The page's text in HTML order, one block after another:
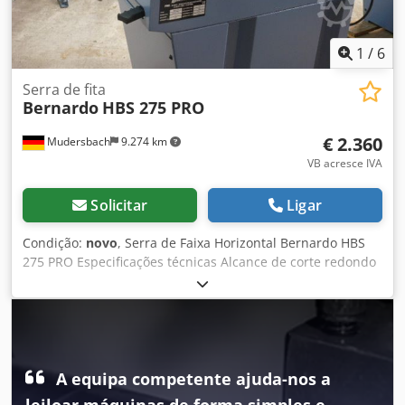
bloqueio rápido • Sistema de refrigeração • Cilindro
hidráulico de redução • Interruptor de proteção do motor •
Desligar automático
1 / 6
Mudersbach 9.274 km
Serra de fita
Bernardo HBS 275 PRO
€ 2.360
VB acresce IVA
Solicitar Ligar
Condição: novo, Serra de Faixa Horizontal Bernardo HBS
275 PRO Especificações técnicas Alcance de corte redondo
90° 225 mm Faixa de corte quadrado 90° 200 x 200 mm
Alcance de corte plano 90° 245 x 150 mm Alcance de corte
redondo 45° 160 mm Área de corte quadrada 45° 160 x 160
mm Alcance de corte redondo 60° 100 mm Faixa de corte
Dimensões da lâmina de serra 2480 x 27 x 0,9 mm
velocidade de corte 45 / 90 m/min Bomba de refrigeração
A equipa competente ajuda-nos a